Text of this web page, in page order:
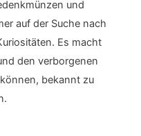
und
auf der Suche nach
Es macht
den verborgenen
bekannt zu